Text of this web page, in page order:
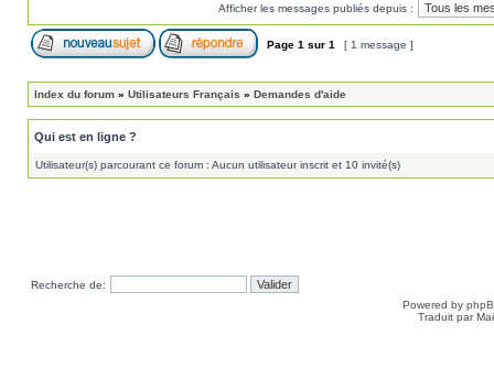
Afficher les messages publiés depuis :
Page 1 sur 1 [ 1 message ]
Index du forum » Utilisateurs Français » Demandes d'aide
Qui est en ligne ?
Utilisateur(s) parcourant ce forum : Aucun utilisateur inscrit et 10 invité(s)
Recherche de:
Powered by
Traduit par